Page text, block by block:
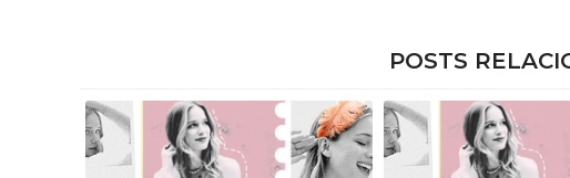
POSTS